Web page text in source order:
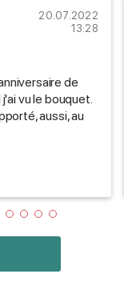
20.07.2022
13:28
de
vu le bouquet.
aussi, au